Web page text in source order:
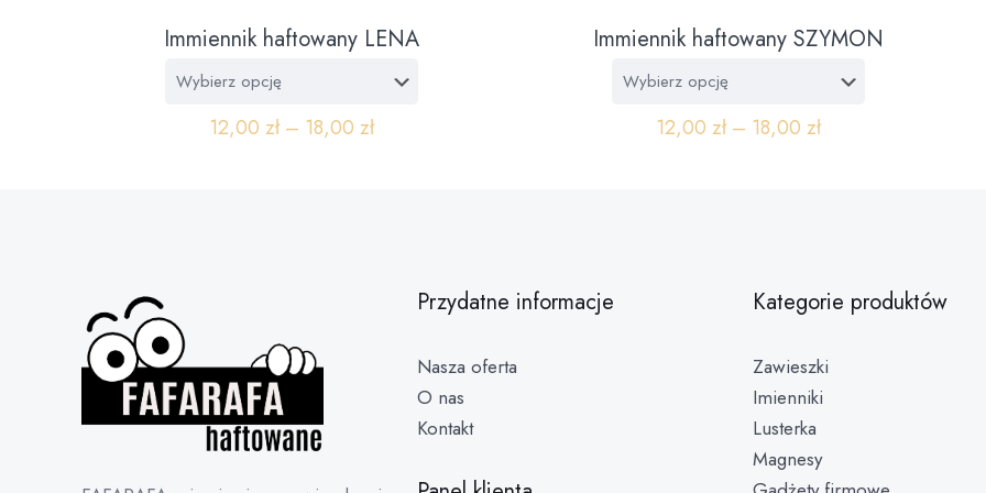
Immiennik haftowany LENA
12,00zł– 18,00zł
Immiennik haftowany SZYMON
12,00zł– 18,00zł
Przydatne informacje
Nasza oferta
O nas
Kontakt
Kategorie produktów
Zawieszki
Imienniki
Lusterka
Magnesy